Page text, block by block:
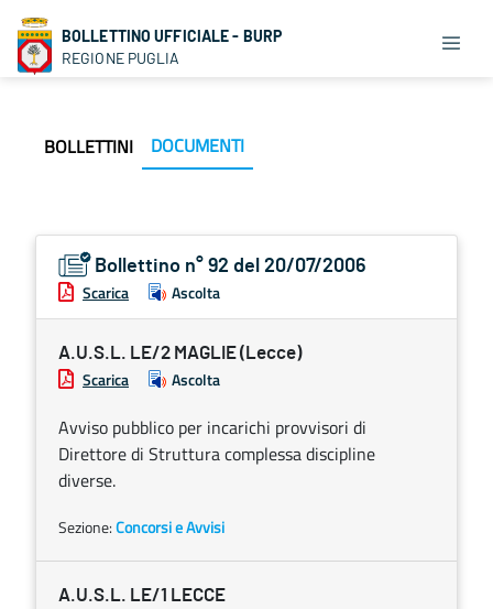
BOLLETTINO UFFICIALE - BURP
REGIONE PUGLIA
BOLLETTINI DOCUMENTI
Bollettino n° 92 del 20/07/2006
Scarica Ascolta
A.U.S.L. LE/2 MAGLIE (Lecce)
Scarica Ascolta
Avviso pubblico per incarichi provvisori di
Direttore di Struttura complessa discipline
diverse.
Sezione:Concorsi e Avvisi
A.U.S.L. LE/1 LECCE